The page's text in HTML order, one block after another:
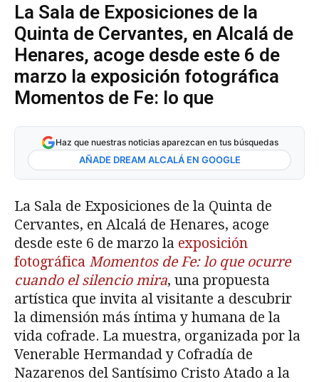
La Sala de Exposiciones de la
Quinta de Cervantes, en Alcalá de
Henares, acoge desde este 6 de
marzo la exposición fotográfica
Momentos de Fe: lo que
Haz que nuestras noticias aparezcan en tus búsquedas
AÑADE DREAM ALCALÁ EN GOOGLE
La Sala de Exposiciones de la Quinta de
Cervantes, en Alcalá de Henares, acoge
desde este 6 de marzo la exposición
fotográfica Momentos de Fe: lo que ocurre
cuando el silencio mira, una propuesta
artística que invita al visitante a descubrir
la dimensión más íntima y humana de la
vida cofrade. La muestra, organizada por la
Venerable Hermandad y Cofradía de
Nazarenos del Santísimo Cristo Atado a la